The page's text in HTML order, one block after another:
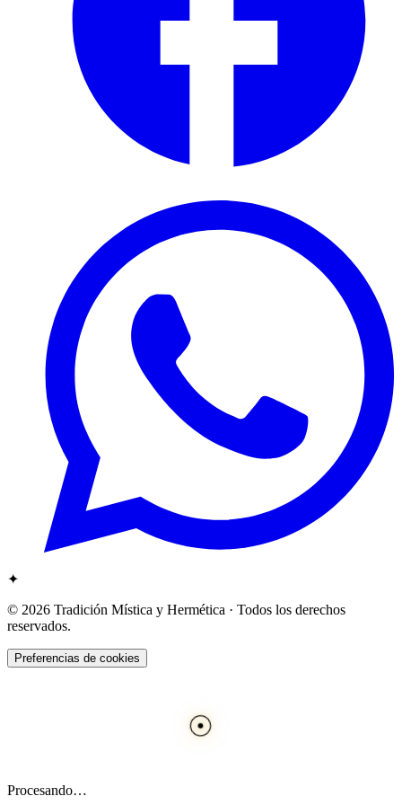
✦
© 2026 Tradición Mística y Hermética · Todos los derechos
reservados.
Preferencias de cookies
☉
Procesando…